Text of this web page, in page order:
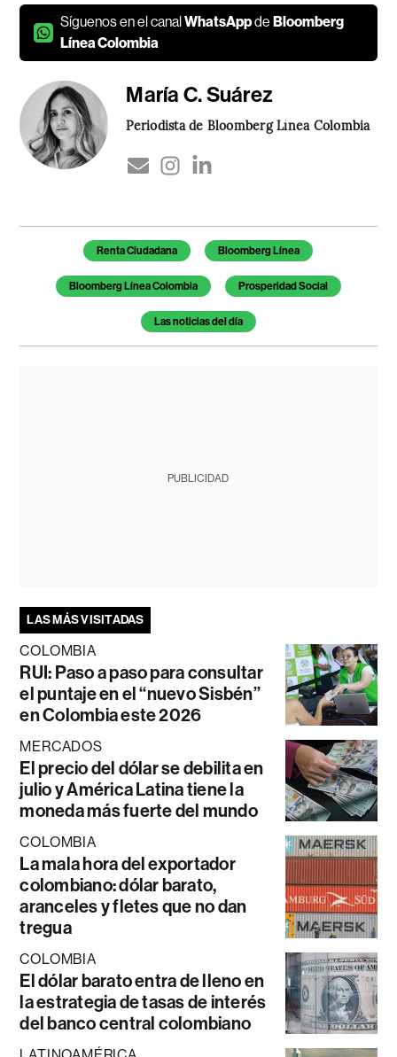
Síguenos en el canalWhatsAppde Bloomberg
Línea Colombia
María C. Suárez
Periodista de Bloomberg Línea Colombia
Temas de este artículo
Renta Ciudadana Bloomberg Línea
Bloomberg Línea Colombia Prosperidad Social
Las noticias del día
PUBLICIDAD
LAS MÁS VISITADAS
COLOMBIA
RUI: Paso a paso para consultar
el puntaje en el “nuevo Sisbén”
en Colombia este 2026
MERCADOS
El precio del dólar se debilita en
julio y América Latina tiene la
moneda más fuerte del mundo
COLOMBIA
La mala hora del exportador
colombiano: dólar barato,
aranceles y fletes que no dan
tregua
COLOMBIA
El dólar barato entra de lleno en
la estrategia de tasas de interés
del banco central colombiano